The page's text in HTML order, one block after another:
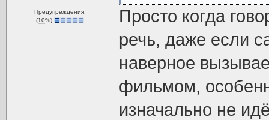
Предупреждения:
(10%)
Просто когда
речь, даже если
наверное
фильмом,
изначально не